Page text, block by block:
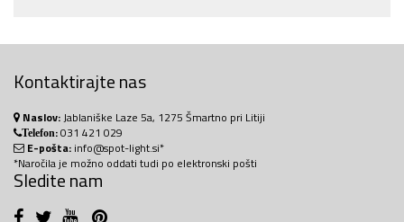
Kontaktirajte nas
Naslov:Jablaniške Laze 5a, 1275 Šmartno pri Litiji
Telefon:031 421 029
E-pošta: info@spot-light.si*
*Naročila je možno oddati tudi po elektronski pošti
Sledite nam